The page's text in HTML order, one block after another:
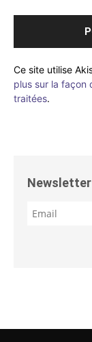
Ce site utilise
plus sur la façon
traitées.
Newsletter